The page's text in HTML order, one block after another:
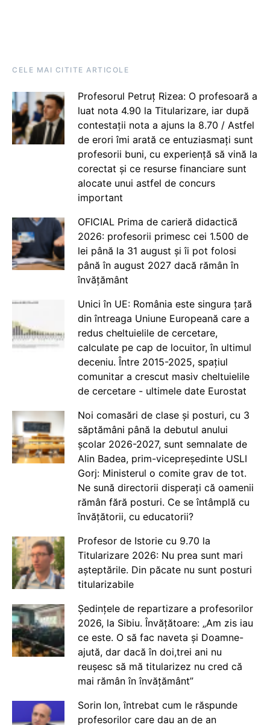
CELE MAI CITITE ARTICOLE
Profesorul Petruț Rizea: O profesoară a
luat nota 4.90 la Titularizare, iar după
contestații nota a ajuns la 8.70 / Astfel
de erori îmi arată ce entuziasmați sunt
profesorii buni, cu experiență să vină la
corectat și ce resurse financiare sunt
alocate unui astfel de concurs
important
OFICIAL Prima de carieră didactică
2026: profesorii primesc cei 1.500 de
lei până la 31 august și îi pot folosi
până în august 2027 dacă rămân în
învățământ
Unici în UE: România este singura țară
din întreaga Uniune Europeană care a
redus cheltuielile de cercetare,
calculate pe cap de locuitor, în ultimul
deceniu. Între 2015-2025, spațiul
comunitar a crescut masiv cheltuielile
de cercetare - ultimele date Eurostat
Noi comasări de clase și posturi, cu 3
săptămâni până la debutul anului
școlar 2026-2027, sunt semnalate de
Alin Badea, prim-vicepreședinte USLI
Gorj: Ministerul o comite grav de tot.
Ne sună directorii disperați că oamenii
rămân fără posturi. Ce se întâmplă cu
învățătorii, cu educatorii?
Profesor de Istorie cu 9.70 la
Titularizare 2026: Nu prea sunt mari
așteptările. Din păcate nu sunt posturi
titularizabile
Ședințele de repartizare a profesorilor
2026, la Sibiu. Învățătoare: „Am zis iau
ce este. O să fac naveta și Doamne-
ajută, dar dacă în doi,trei ani nu
reușesc să mă titularizez nu cred că
mai rămân în învățământ”
Sorin Ion, întrebat cum le răspunde
profesorilor care dau an de an